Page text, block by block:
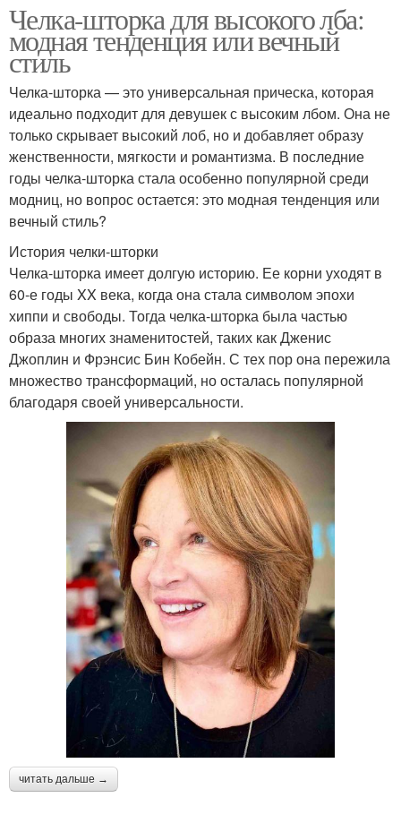
Челка-шторка для высокого лба:
модная тенденция или вечный
стиль
Челка-шторка — это универсальная прическа, которая
идеально подходит для девушек с высоким лбом. Она не
только скрывает высокий лоб, но и добавляет образу
женственности, мягкости и романтизма. В последние
годы челка-шторка стала особенно популярной среди
модниц, но вопрос остается: это модная тенденция или
вечный стиль?
История челки-шторки
Челка-шторка имеет долгую историю. Ее корни уходят в
60-е годы XX века, когда она стала символом эпохи
хиппи и свободы. Тогда челка-шторка была частью
образа многих знаменитостей, таких как Дженис
Джоплин и Фрэнсис Бин Кобейн. С тех пор она пережила
множество трансформаций, но осталась популярной
благодаря своей универсальности.
читать дальше →